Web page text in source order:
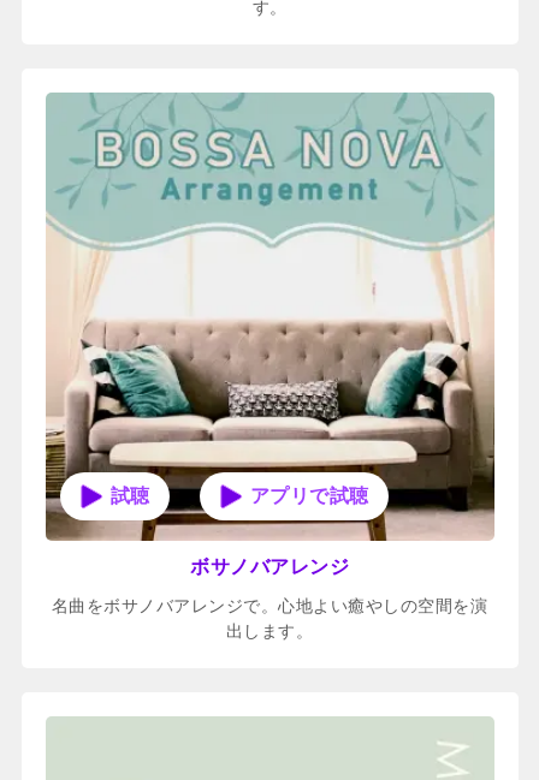
す。
アプリで試聴
ボサノバアレンジ
名曲をボサノバアレンジで。心地よい癒やしの空間を演
出します。